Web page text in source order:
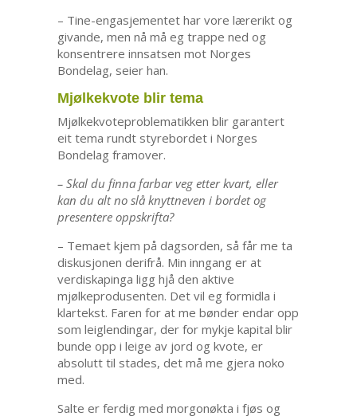
– Tine-engasjementet har vore lærerikt og
givande, men nå må eg trappe ned og
konsentrere innsatsen mot Norges
Bondelag, seier han.
Mjølkekvote blir tema
Mjølkekvoteproblematikken blir garantert
eit tema rundt styrebordet i Norges
Bondelag framover.
– Skal du finna farbar veg etter kvart, eller
kan du alt no slå knyttneven i bordet og
presentere oppskrifta?
– Temaet kjem på dagsorden, så får me ta
diskusjonen derifrå. Min inngang er at
verdiskapinga ligg hjå den aktive
mjølkeprodusenten. Det vil eg formidla i
klartekst. Faren for at me bønder endar opp
som leiglendingar, der for mykje kapital blir
bunde opp i leige av jord og kvote, er
absolutt til stades, det må me gjera noko
med.
Salte er ferdig med morgonøkta i fjøs og